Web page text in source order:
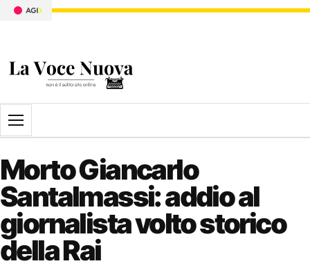
Apri il menu
Morto Giancarlo
Santalmassi: addio al
giornalista volto storico
della Rai